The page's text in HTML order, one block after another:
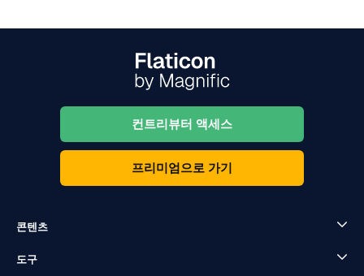
컨트리뷰터 액세스
프리미엄으로 가기
콘텐츠
도구